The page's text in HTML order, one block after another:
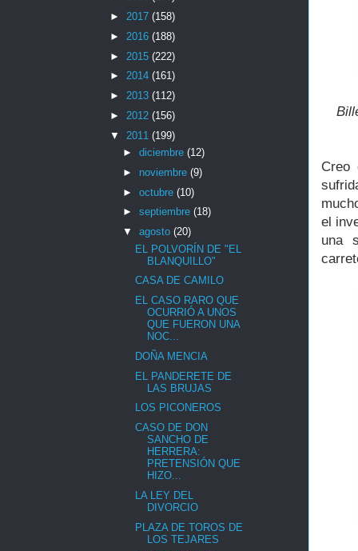
Creo
el
una
► 2017 (158)
► 2016 (188)
► 2015 (222)
► 2014 (161)
► 2013 (112)
► 2012 (156)
▼ 2011 (199)
► diciembre (12)
► noviembre (9)
► octubre (10)
► septiembre (18)
▼ agosto (20)
EL POLVORÍN DE "EL
BLANQUILLO"
CASA DE CAMILO
EL CASO RARO QUE
OCURRIÓ A UNOS
QUE FUERON UNA
NOC...
DOÑA MENCIA
EL PANDERETE DE
LAS BRUJAS
LOS PICONEROS
CASO DE DON
SANCHO DE
HERRERA:
PRETENSIÓN QUE
HIZO...
LA LEY DEL
DIVORCIO
PLAZA DE TOROS DE
LOS TEJARES